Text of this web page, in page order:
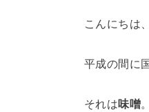
こんにちは
平成の間に
それは味噌